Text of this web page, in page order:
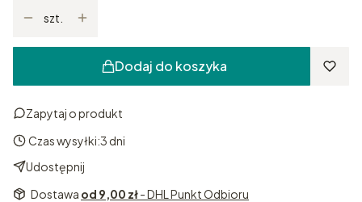
szt.
Dodaj do koszyka
Zapytaj o produkt
Czas wysyłki:3 dni
Udostępnij
Dostawa od 9,00 zł- DHL Punkt Odbioru